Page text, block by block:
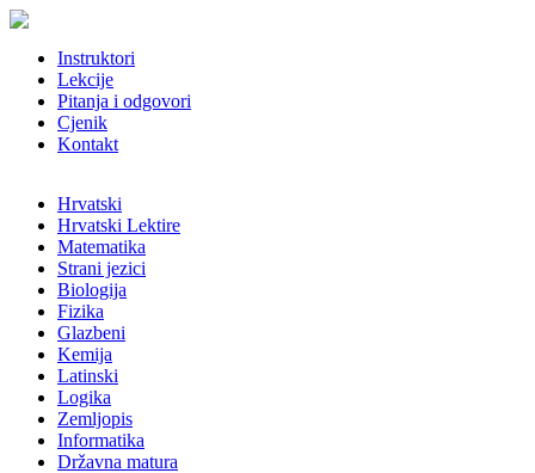
Instruktori
Lekcije
Pitanja i odgovori
Cjenik
Kontakt
Hrvatski
Hrvatski Lektire
Matematika
Strani jezici
Biologija
Fizika
Glazbeni
Kemija
Latinski
Logika
Zemljopis
Informatika
Državna matura